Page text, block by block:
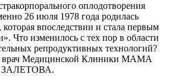
оплодотворения
26 июля 1978 года родилась
впоследствии и стала первым
Что изменилось с тех пор в области
репродуктивных технологий?
врач Медицинской Клиники МАМА
ЗАЛЕТОВА.